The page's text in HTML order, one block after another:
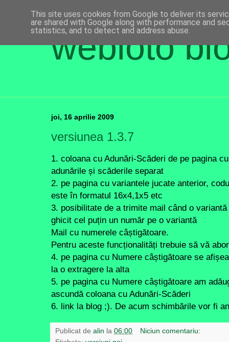
webloto
joi, 16 aprilie 2009
versiunea 1.3.7
1. coloana cu Adunări-Scăderi de pe pagina
adunările și scăderile separat
2. pe pagina cu variantele jucate anterior,
este în formatul 16x4,1x5 etc
3. posibilitate de a trimite mail când o
ghicit cel puțin un număr pe o variantă
Mail cu numerele câștigătoare.
Pentru aceste funcționalități trebuie să vă
4. pe pagina cu Numere câștigătoare se
la o extragere la alta
5. pe pagina cu Numere câștigătoare am
ascundă coloana cu Adunări-Scăderi
6. link la blog ;). De acum schimbările vor fi
Publicat de alin la 06:00
Niciun comentariu:
This site uses cookies from Google to deliver its
are shared with Google along with performance and
statistics, and to detect and address abuse.